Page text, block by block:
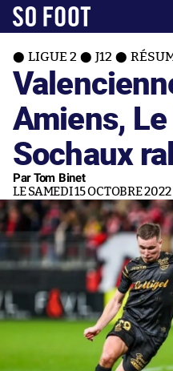
LIGUE 2 J12
Amiens,
Sochaux
Par Tom Binet
LE SAMEDI 15 OCTOBRE 2022